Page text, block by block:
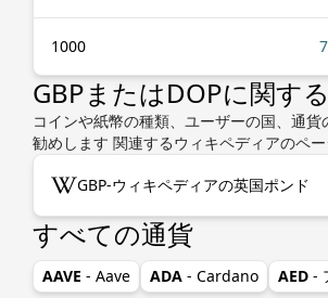
1000
GBPまたはDOPに関す
コインや紙幣の種類、ユーザーの国、通
勧めします 関連するウィキペディアのペ
GBP-ウィキペディアの英国ポンド
すべての通貨
AAVE - Aave ADA - Cardano AED -